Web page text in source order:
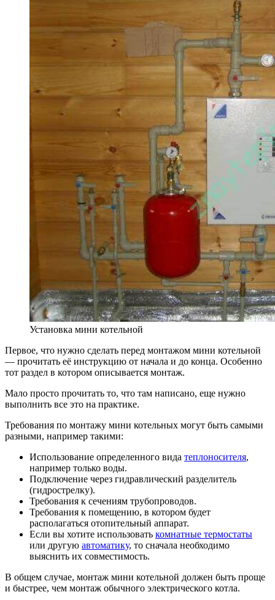
Установка мини котельной
Первое, что нужно сделать перед монтажом мини котельной
— прочитать её инструкцию от начала и до конца. Особенно
тот раздел в котором описывается монтаж.
Мало просто прочитать то, что там написано, еще нужно
выполнить все это на практике.
Требования по монтажу мини котельных могут быть самыми
разными, например такими:
Использование определенного вида теплоносителя,
например только воды.
Подключение через гидравлический разделитель
(гидрострелку).
Требования к сечениям трубопроводов.
Требования к помещению, в котором будет
располагаться отопительный аппарат.
Если вы хотите использовать комнатные термостаты
или другую автоматику, то сначала необходимо
выяснить их совместимость.
В общем случае, монтаж мини котельной должен быть проще
и быстрее, чем монтаж обычного электрического котла.